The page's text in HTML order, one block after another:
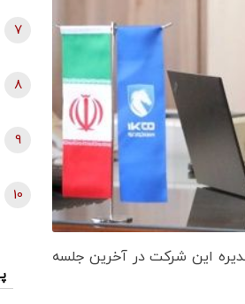
این شرکت در آخرین جلسه
7
8
9
10